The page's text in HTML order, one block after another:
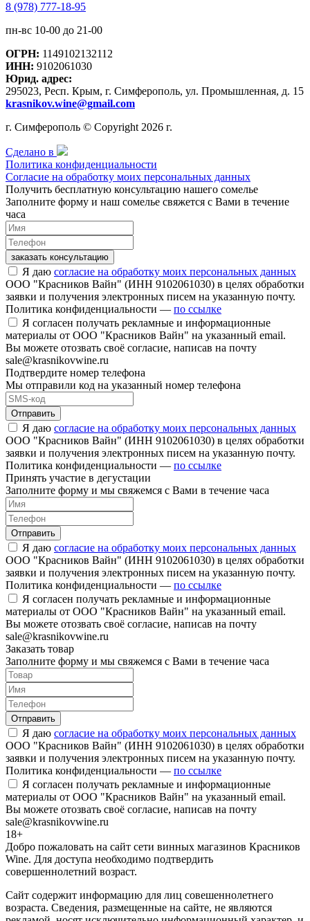
8 (978) 777-18-95
пн-вс 10-00 до 21-00
ОГРН: 1149102132112
ИНН: 9102061030
Юрид. адрес:
295023, Респ. Крым, г. Симферополь, ул. Промышленная, д. 15
krasnikov.wine@gmail.com
г. Симферополь © Copyright 2026 г.
Сделано в
Политика конфиденциальности
Согласие на обработку моих персональных данных
Получить бесплатную консультацию нашего сомелье
Заполните форму и наш сомелье свяжется с Вами в течение
часа
заказать консультацию
Я даю согласие на обработку моих персональных данных
ООО "Красников Вайн" (ИНН 9102061030) в целях обработки
заявки и получения электронных писем на указанную почту.
Политика конфиденциальности — по ссылке
Я согласен получать рекламные и информационные
материалы от ООО "Красников Вайн" на указанный email.
Вы можете отозвать своё согласие, написав на почту
sale@krasnikovwine.ru
Подтвердите номер телефона
Мы отправили код на указанный номер телефона
Отправить
Я даю согласие на обработку моих персональных данных
ООО "Красников Вайн" (ИНН 9102061030) в целях обработки
заявки и получения электронных писем на указанную почту.
Политика конфиденциальности — по ссылке
Принять участие в дегустации
Заполните форму и мы свяжемся с Вами в течение часа
Отправить
Я даю согласие на обработку моих персональных данных
ООО "Красников Вайн" (ИНН 9102061030) в целях обработки
заявки и получения электронных писем на указанную почту.
Политика конфиденциальности — по ссылке
Я согласен получать рекламные и информационные
материалы от ООО "Красников Вайн" на указанный email.
Вы можете отозвать своё согласие, написав на почту
sale@krasnikovwine.ru
Заказать товар
Заполните форму и мы свяжемся с Вами в течение часа
Отправить
Я даю согласие на обработку моих персональных данных
ООО "Красников Вайн" (ИНН 9102061030) в целях обработки
заявки и получения электронных писем на указанную почту.
Политика конфиденциальности — по ссылке
Я согласен получать рекламные и информационные
материалы от ООО "Красников Вайн" на указанный email.
Вы можете отозвать своё согласие, написав на почту
sale@krasnikovwine.ru
18+
Добро пожаловать на сайт сети винных магазинов Красников
Wine. Для доступа необходимо подтвердить
совершеннолетний возраст.
Сайт содержит информацию для лиц совешеннолетнего
возраста. Сведения, размещенные на сайте, не являются